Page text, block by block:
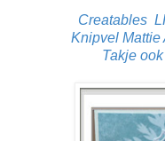
Creatables
Knipvel Mattie
Takje